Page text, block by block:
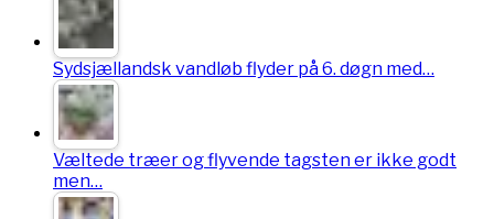
Sydsjællandsk vandløb flyder på 6. døgn med…
Væltede træer og flyvende tagsten er ikke godt
men…